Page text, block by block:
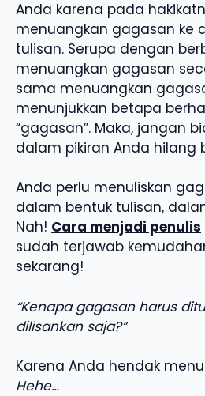
Anda karena pada
menuangkan gagasan ke
tulisan. Serupa dengan
menuangkan gagasan
sama menuangkan
menunjukkan betapa
“gagasan”. Maka, jangan
dalam pikiran Anda hilang
Anda perlu menuliskan
dalam bentuk tulisan,
Nah! Cara menjadi penulis
sudah terjawab
sekarang!
“Kenapa gagasan harus
dilisankan saja?”
Karena Anda hendak
Hehe…